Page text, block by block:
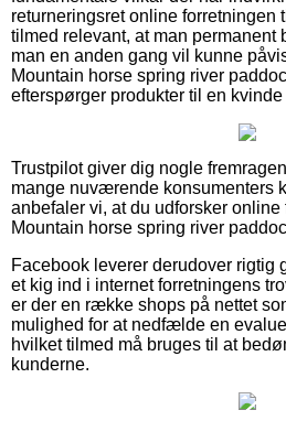
returneringsret online forretningen
tilmed relevant, at man permanent
man en anden gang vil kunne
Mountain horse spring river
efterspørger produkter til en
Trustpilot giver dig nogle
mange nuværende konsumenters
anbefaler vi, at du udforsker
Mountain horse spring river
Facebook leverer derudover rigtig
et kig ind i internet forretningens
er der en række shops på nettet
mulighed for at nedfælde en
hvilket tilmed må bruges til at
kunderne.